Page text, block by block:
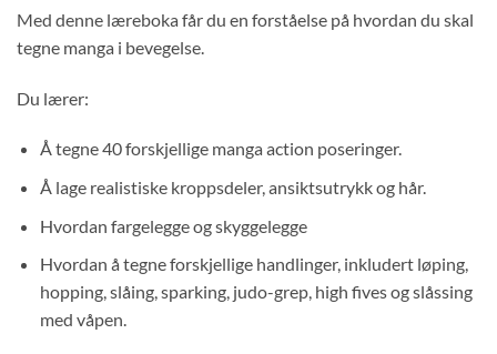
Med denne læreboka får du en forståelse på hvordan du skal
tegne manga i bevegelse.
Du lærer:
Å tegne 40 forskjellige manga action poseringer.
Å lage realistiske kroppsdeler, ansiktsutrykk og hår.
Hvordan fargelegge og skyggelegge
Hvordan å tegne forskjellige handlinger, inkludert løping,
hopping, slåing, sparking, judo-grep, high fives og slåssing
med våpen.